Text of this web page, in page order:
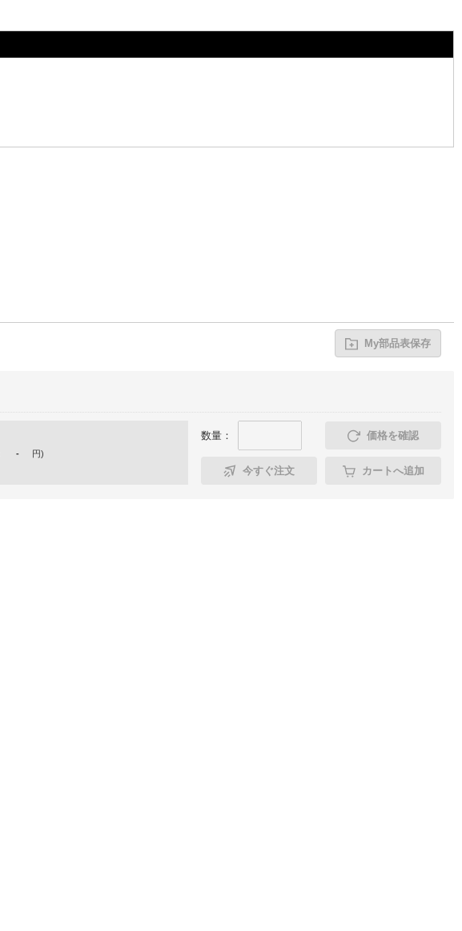
My部品表保存
- 円)
数量： 価格を確認
今すぐ注文 カートへ追加